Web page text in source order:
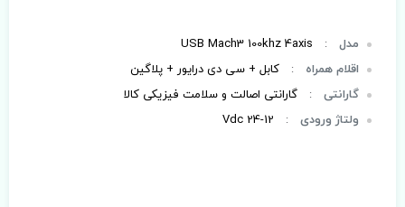
مدل :
USB Mach3 100khz 4axis
اقلام همراه
:
کابل + سی دی درایور + پلاگین
گارانتی :
گارانتی اصالت و سلامت فیزیکی کالا
ولتاژ ورودی :
12-24 Vdc